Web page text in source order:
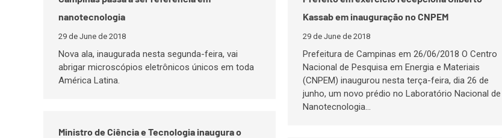
nanotecnologia
29 de June de 2018
Nova ala, inaugurada nesta segunda-feira, vai
abrigar microscópios eletrônicos únicos em toda
América Latina.
Kassab em inauguração no CNPEM
29 de June de 2018
Prefeitura de Campinas em 26/06/2018 O Centro
Nacional de Pesquisa em Energia e Materiais
(CNPEM) inaugurou nesta terça-feira, dia 26 de
junho, um novo prédio no Laboratório Nacional de
Nanotecnologia…
Ministro de Ciência e Tecnologia inaugura o